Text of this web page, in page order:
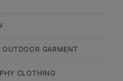
OUTDOOR GARMENT
CLOTHING